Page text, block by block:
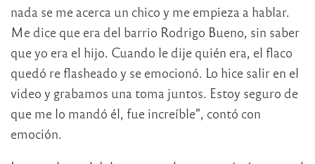
nada se me acerca un chico y me empieza a hablar.
Me dice que era del barrio Rodrigo Bueno, sin saber
que yo era el hijo. Cuando le dije quién era, el flaco
quedó re flasheado y se emocionó. Lo hice salir en el
video y grabamos una toma juntos. Estoy seguro de
que me lo mandó él, fue increíble”, contó con
emoción.